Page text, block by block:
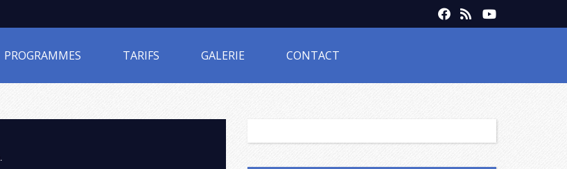
PROGRAMMES TARIFS GALERIE CONTACT
.